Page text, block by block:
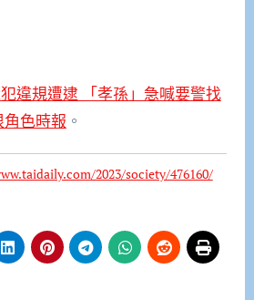
違規遭逮 「孝孫」急喊要警找
角色時報 。
2023/society/476160/